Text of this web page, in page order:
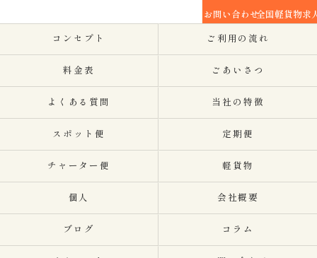
お問い合わせ全国軽貨物求
コンセプト
ご利用の流れ
料金表 ごあいさつ
よくある質問 当社の特徴
スポット便 定期便
チャーター便 軽貨物
個人 会社概要
ブログ コラム